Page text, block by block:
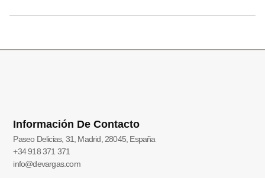
Información De Contacto
Paseo Delicias, 31, Madrid, 28045, España
+34 918 371 371
info@devargas.com